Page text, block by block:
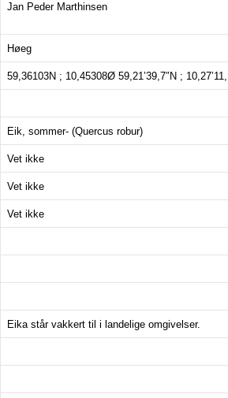
Jan Peder Marthinsen
Høeg
59,36103N ; 10,45308Ø 59,21’39,7″N ;
Eik, sommer- (Quercus robur)
Vet ikke
Vet ikke
Vet ikke
Eika står vakkert til i landelige omgivelser.